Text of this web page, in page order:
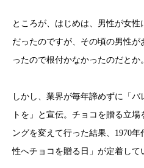
ところが、はじめは、男性が女
だったのですが、その頃の男性
ったので根付かなかったのだとか。
しかし、業界が毎年諦めずに「
トを」と宣伝。チョコを贈る立
ングを変えて行った結果、1970
性へチョコを贈る日」が定着して